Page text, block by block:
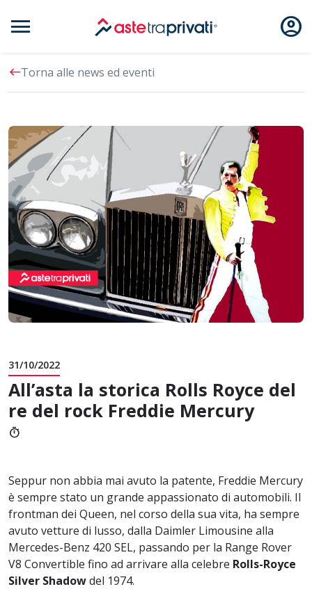
menu Aste account_circle
westTorna alle news ed eventi
31/10/2022
All’asta la storica Rolls Royce del
re del rock Freddie Mercury
timer
Seppur non abbia mai avuto la patente, Freddie Mercury
è sempre stato un grande appassionato di automobili. Il
frontman dei Queen, nel corso della sua vita, ha sempre
avuto vetture di lusso, dalla Daimler Limousine alla
Mercedes-Benz 420 SEL, passando per la Range Rover
V8 Convertible fino ad arrivare alla celebre Rolls-Royce
Silver Shadowdel 1974.